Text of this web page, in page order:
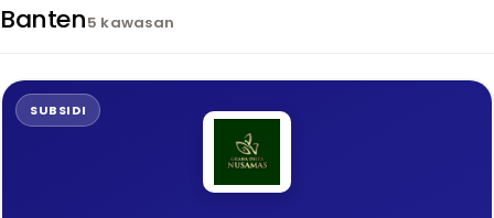
Banten5 kawasan
SUBSIDI